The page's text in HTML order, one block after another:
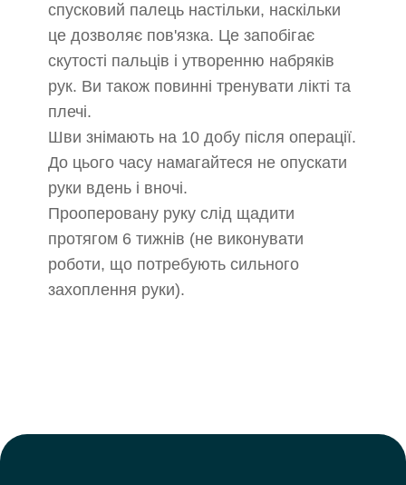
спусковий палець настільки, наскільки
це дозволяє пов'язка. Це запобігає
скутості пальців і утворенню набряків
рук. Ви також повинні тренувати лікті та
плечі.
Шви знімають на 10 добу після операції.
До цього часу намагайтеся не опускати
руки вдень і вночі.
Прооперовану руку слід щадити
протягом 6 тижнів (не виконувати
роботи, що потребують сильного
захоплення руки).